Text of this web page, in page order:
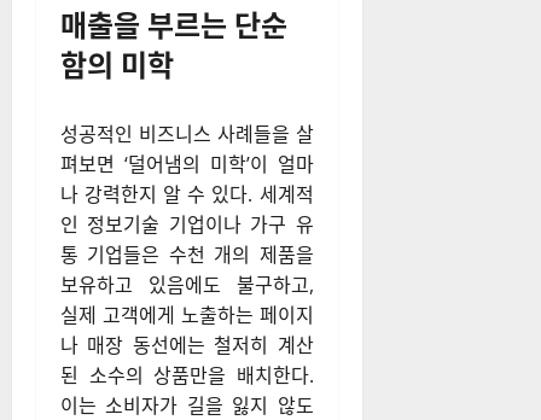
매출을 부르는 단순
함의 미학
성공적인 비즈니스 사례들을 살
펴보면 ‘덜어냄의 미학’이 얼마
나 강력한지 알 수 있다. 세계적
인 정보기술 기업이나 가구 유
통 기업들은 수천 개의 제품을
보유하고 있음에도 불구하고,
실제 고객에게 노출하는 페이지
나 매장 동선에는 철저히 계산
된 소수의 상품만을 배치한다.
이는 소비자가 길을 잃지 않도